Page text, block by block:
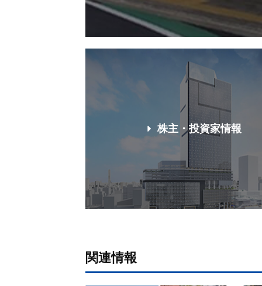
株主・投資家情報
関連情報